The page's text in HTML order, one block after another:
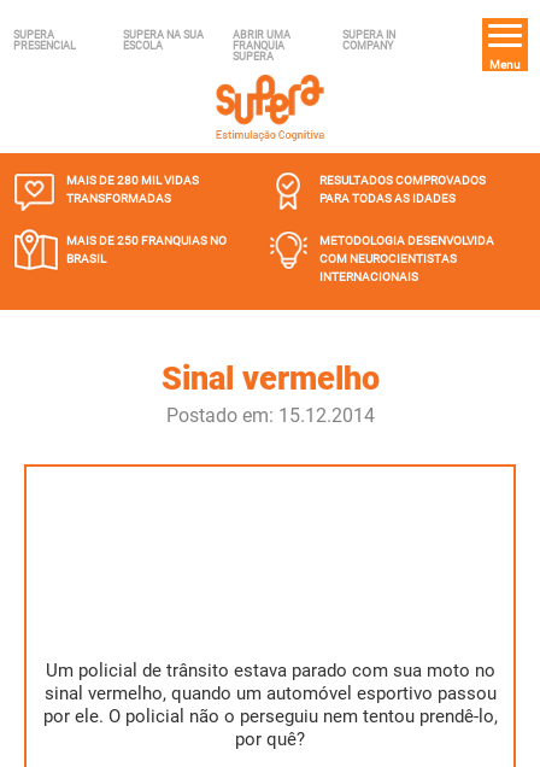
SUPERA
PRESENCIAL
SUPERA NA SUA
ESCOLA
ABRIR UMA
FRANQUIA
SUPERA
SUPERA IN
COMPANY
Menu
MAIS DE 280 MILVIDAS
TRANSFORMADAS
RESULTADOS COMPROVADOS
PARA TODAS AS IDADES
MAIS DE 250 FRANQUIASNO
BRASIL
METODOLOGIA DESENVOLVIDA
COM NEUROCIENTISTAS
INTERNACIONAIS
Sinal vermelho
Postado em: 15.12.2014
Um policial de trânsito estava parado com sua moto no
sinal vermelho, quando um automóvel esportivo passou
por ele. O policial não o perseguiu nem tentou prendê-lo,
por quê?
O automóvel viajava por uma estrada que cruzava com
aquela em que se encontrava o policial. O automóvel
esportivo passou em um sinal que estava aberto (verde).